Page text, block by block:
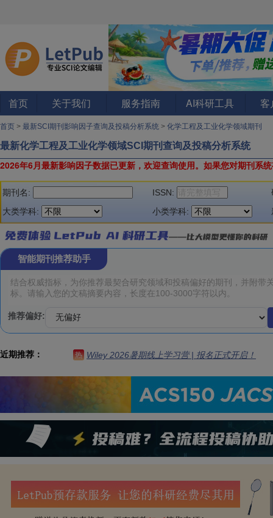
首页 关于我们 服务指南 AI科研工具 客
首页 > 最新SCI期刊影响因子查询及投稿分析系统 > 化学工程及工业化学领域期刊
最新化学工程及工业化学领域SCI期刊查询及投稿分析系统
2026年6月最新影响因子数据已更新，欢迎查询使用。 如果您对期刊系
期刊名: ISSN:
大类学科:
小类学科:
智能期刊推荐助手
推荐偏好:
近期推荐： 热 Wiley 2026暑期线上学习营 | 报名正式开启！